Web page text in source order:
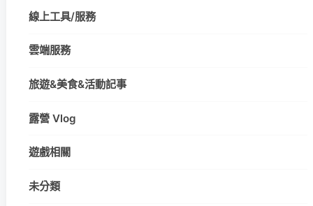
線上工具/服務
雲端服務
旅遊&美食&活動記事
露營 Vlog
遊戲相關
未分類